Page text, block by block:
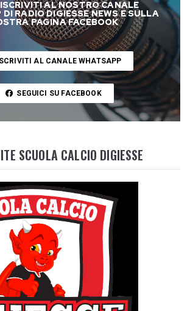
AL NOSTRO CANALE
RADIO DIGIESSE NEWS E SULLA
PAGINA FACEBOOK
ISCRIVITI AL CANALE WHATSAPP
SEGUICI SU FACEBOOK
SCUOLA CALCIO DIGIESSE